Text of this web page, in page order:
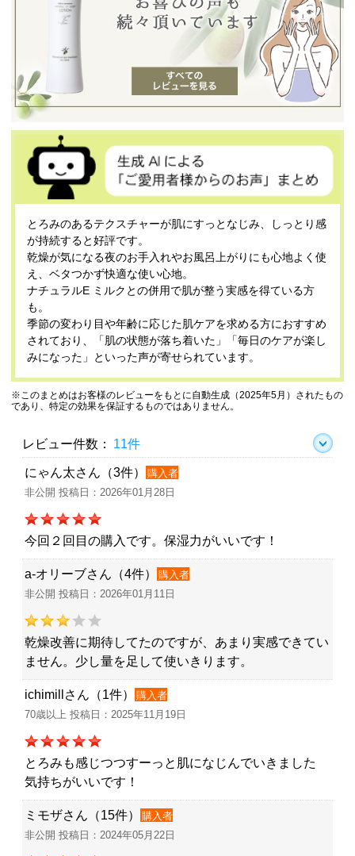
とろみのあるテクスチャーが肌にすっとなじみ、しっとり感
が持続すると好評です。
乾燥が気になる夜のお手入れやお風呂上がりにも心地よく使
え、ベタつかず快適な使い心地。
ナチュラルE ミルクとの併用で肌が整う実感を得ている方
も。
季節の変わり目や年齢に応じた肌ケアを求める方におすすめ
されており、「肌の状態が落ち着いた」「毎日のケアが楽し
みになった」といった声が寄せられています。
※このまとめはお客様のレビューをもとに自動生成（2025年5月）されたもの
であり、特定の効果を保証するものではありません。
レビュー件数： 11件
にゃん太さん（3件）
購入者
非公開 投稿日：2026年01月28日
今回２回目の購入です。保湿力がいいです！
a-オリーブさん（4件）
購入者
非公開 投稿日：2026年01月11日
乾燥改善に期待してたのですが、あまり実感できてい
ません。少し量を足して使いきります。
ichimillさん（1件）
購入者
70歳以上 投稿日：2025年11月19日
とろみも感じつつすーっと肌になじんでいきました
気持ちがいいです！
ミモザさん（15件）
購入者
非公開 投稿日：2024年05月22日